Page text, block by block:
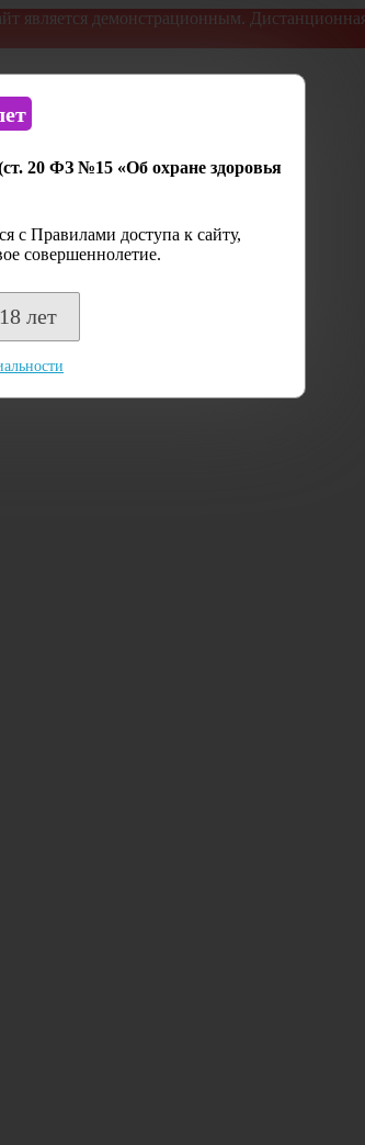
демонстрационным.
20 ФЗ №15 «Об охране здоровья
с Правилами доступа к сайту,
совершеннолетие.
лет